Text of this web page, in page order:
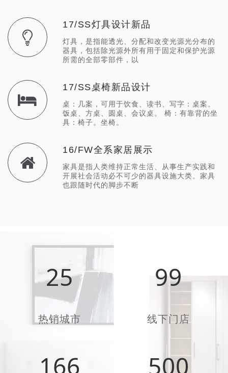
17/SS灯具设计新品
灯具，是指能透光、分配和改变光源光分布的
器具，包括除光源外所有用于固定和保护光源
所需的全部零部件，以
17/SS桌椅新品设计
桌：几案，可用于饮食、读书、写字：桌案。
饭桌、方桌、圆桌、会议桌。 椅：有靠背的坐
具：椅子。坐椅。
16/FW全系家居展示
家具是指人类维持正常生活、从事生产实践和
开展社会活动必不可少的器具设施大类。家具
也跟随时代的脚步不断
25
热销城市
99
线下门店
166 500